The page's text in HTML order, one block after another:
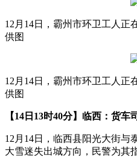
12月14日，霸州市环卫工人正
供图
12月14日，霸州市环卫工人正
供图
【14日13时40分】临西：货
12月14日，临西县阳光大街与
大雪迷失出城方向，民警为其